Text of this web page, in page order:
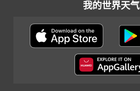
我的世界天气